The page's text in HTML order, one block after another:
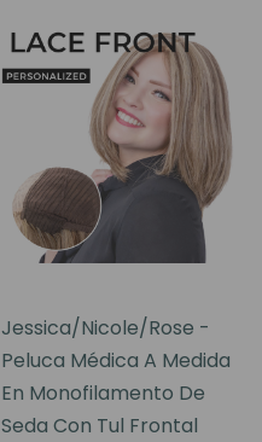
Jessica/Nicole/Rose -
Peluca Médica A Medida
En Monofilamento De
Seda Con Tul Frontal